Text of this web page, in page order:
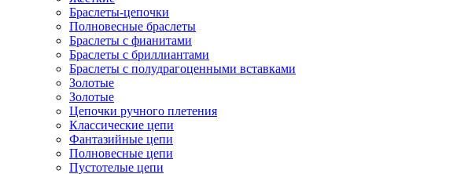
Браслеты-цепочки
Полновесные браслеты
Браслеты с фианитами
Браслеты с бриллиантами
Браслеты с полудрагоценными вставками
Золотые
Золотые
Цепочки ручного плетения
Классические цепи
Фантазийные цепи
Полновесные цепи
Пустотелые цепи